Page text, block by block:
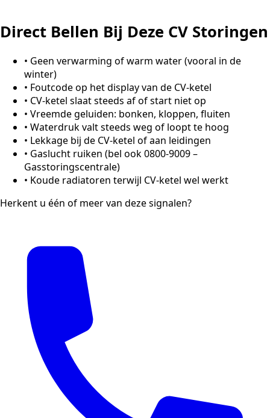
Direct Bellen Bij Deze CV Storingen
• Geen verwarming of warm water (vooral in de
winter)
• Foutcode op het display van de CV-ketel
• CV-ketel slaat steeds af of start niet op
• Vreemde geluiden: bonken, kloppen, fluiten
• Waterdruk valt steeds weg of loopt te hoog
• Lekkage bij de CV-ketel of aan leidingen
• Gaslucht ruiken (bel ook 0800-9009 –
Gasstoringscentrale)
• Koude radiatoren terwijl CV-ketel wel werkt
Herkent u één of meer van deze signalen?